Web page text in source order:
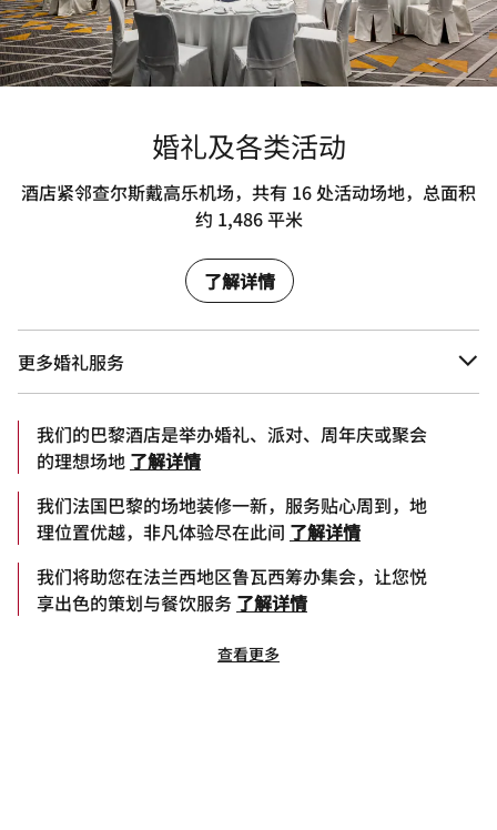
婚礼及各类活动
酒店紧邻查尔斯戴高乐机场，共有 16 处活动场地，总面积
约 1,486 平米
了解详情
更多婚礼服务
我们的巴黎酒店是举办婚礼、派对、周年庆或聚会
的理想场地 了解详情
我们法国巴黎的场地装修一新，服务贴心周到，地
理位置优越，非凡体验尽在此间 了解详情
我们将助您在法兰西地区鲁瓦西筹办集会，让您悦
享出色的策划与餐饮服务 了解详情
查看更多